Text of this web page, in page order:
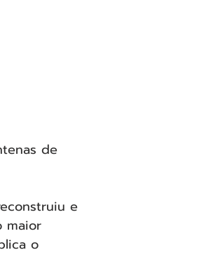
de
e
maior
o